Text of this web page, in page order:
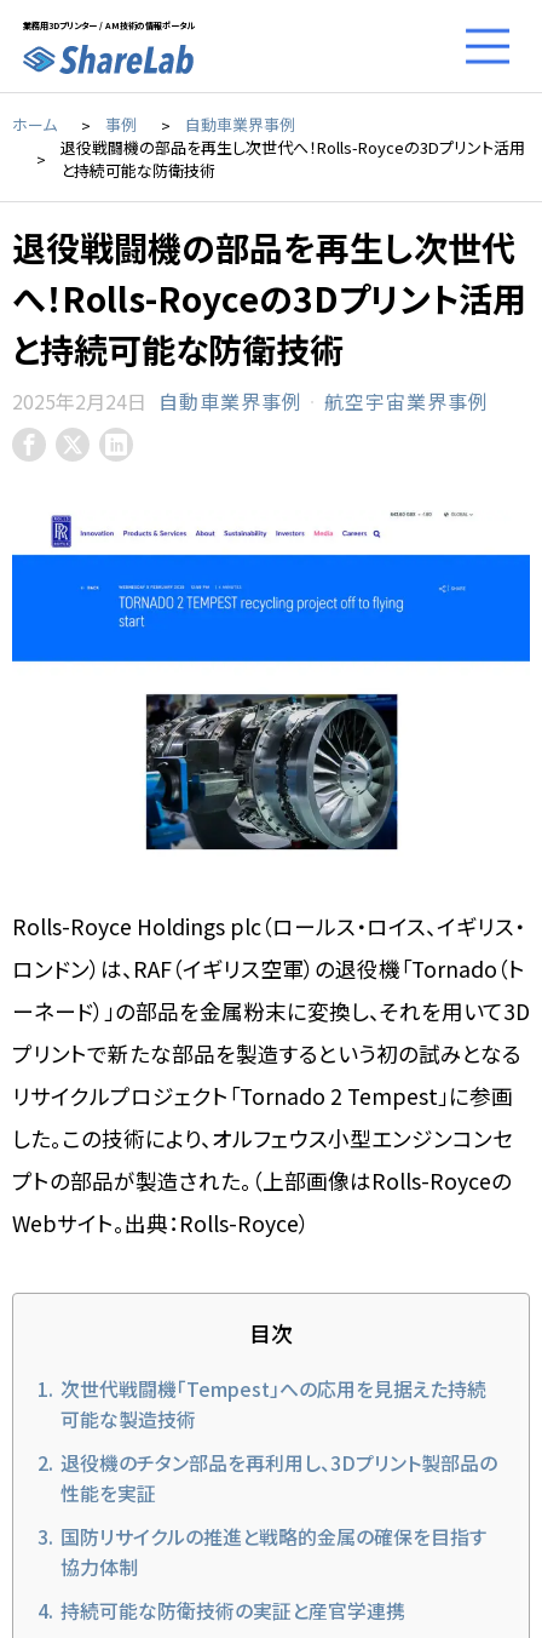
業務用3Dプリンター / AM技術の情報ポータル
ホーム 事例
自動車業界事例
退役戦闘機の部品を再生し次世代へ！Rolls-Royceの3Dプリント活用
と持続可能な防衛技術
退役戦闘機の部品を再生し次世代
へ！Rolls-Royceの3Dプリント活用
と持続可能な防衛技術
2025年2月24日 自動車業界事例 · 航空宇宙業界事例
Rolls-Royce Holdings plc（ロールス・ロイス、イギリス・
ロンドン）は、RAF（イギリス空軍）の退役機「Tornado（ト
ーネード）」の部品を金属粉末に変換し、それを用いて3D
プリントで新たな部品を製造するという初の試みとなる
リサイクルプロジェクト「Tornado 2 Tempest」に参画
した。この技術により、オルフェウス小型エンジンコンセ
プトの部品が製造された。（上部画像はRolls-Royceの
Webサイト。出典：Rolls-Royce）
目次
次世代戦闘機「Tempest」への応用を見据えた持続
可能な製造技術
退役機のチタン部品を再利用し、3Dプリント製部品の
性能を実証
国防リサイクルの推進と戦略的金属の確保を目指す
協力体制
持続可能な防衛技術の実証と産官学連携